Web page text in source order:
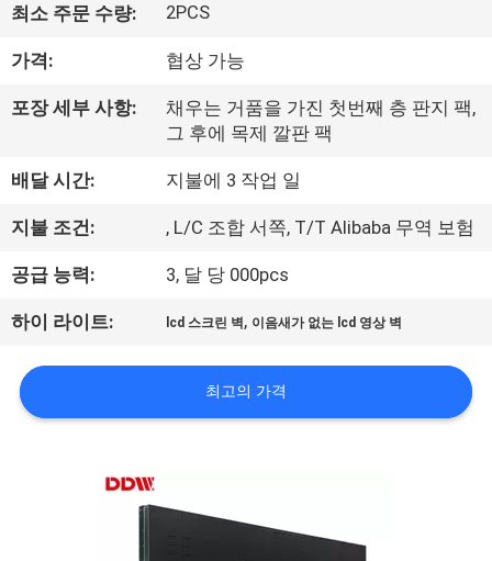
하
여
공
장
투
어
품
최소 주문 수량: 2PCS
가격: 협상 가능
포장 세부 사항:
채우는 거품을 가진 첫번째 층 판지 팩,
그 후에 목제 깔판 팩
배달 시간: 지불에 3 작업 일
지불 조건: , L/C 조합 서쪽, T/T Alibaba 무역 보험
공급 능력: 3, 달 당 000pcs
하이 라이트: lcd 스크린 벽 , 이음새가 없는 lcd 영상 벽
최고의 가격